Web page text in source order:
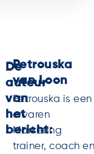
De
auteur
van
het
bericht:
Petrouska
van Loon
Petrouska is een
ervaren
Marketing
trainer, coach